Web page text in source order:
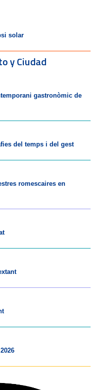
solar
y Ciudad
gastronòmic de
del temps i del gest
romescaires en